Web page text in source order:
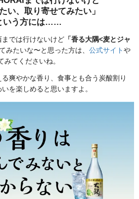
い、取り寄せてみたい」
いう方には……
では行けないけど 「香る大隅<麦とジャ
みたいな〜と思った方は、 公式サイトや
てくださいね。
爽やかな香り、食事とも合う炭酸割り
を楽しめると思いますよ。